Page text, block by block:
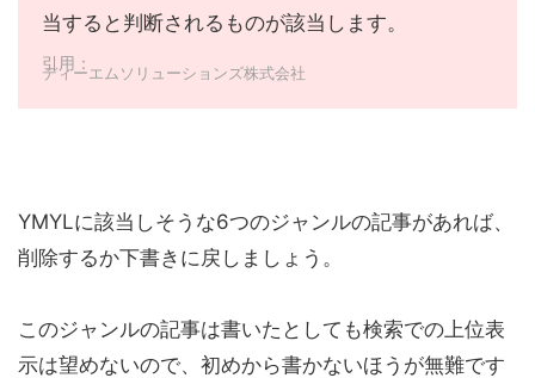
当すると判断されるものが該当します。
引用：
ディーエムソリューションズ株式会社
YMYLに該当しそうな6つのジャンルの記事があれば、
削除するか下書きに戻しましょう。
このジャンルの記事は書いたとしても検索での上位表
示は望めないので、初めから書かないほうが無難です